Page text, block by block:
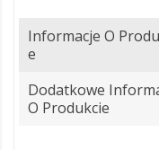
Informacje O
E
Dodatkowe
O Produkcie